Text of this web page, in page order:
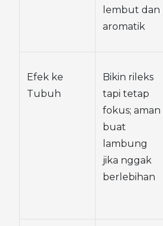
lembut dan
aromatik
Efek ke
Tubuh
Bikin rileks
tapi tetap
fokus; aman
buat
lambung
jika nggak
berlebihan